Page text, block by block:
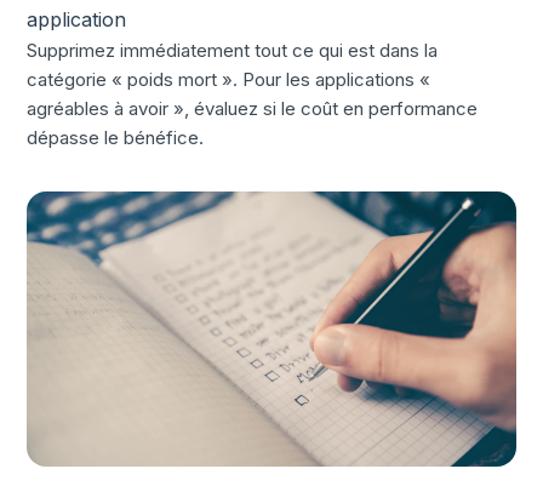
application
Supprimez immédiatement tout ce qui est dans la
catégorie « poids mort ». Pour les applications «
agréables à avoir », évaluez si le coût en performance
dépasse le bénéfice.